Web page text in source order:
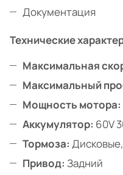
Документация
Технические
Максимальная
Максимальный
Мощность мотора:
Аккумулятор: 60V
Тормоза:
Привод: Задний